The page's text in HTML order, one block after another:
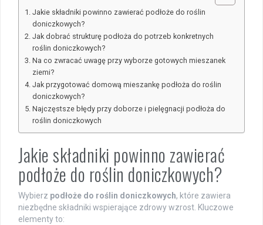
Jakie składniki powinno zawierać podłoże do roślin
doniczkowych?
Jak dobrać strukturę podłoża do potrzeb konkretnych
roślin doniczkowych?
Na co zwracać uwagę przy wyborze gotowych mieszanek
ziemi?
Jak przygotować domową mieszankę podłoża do roślin
doniczkowych?
Najczęstsze błędy przy doborze i pielęgnacji podłoża do
roślin doniczkowych
Jakie składniki powinno zawierać
podłoże do roślin doniczkowych?
Wybierz podłoże do roślin doniczkowych, które zawiera
niezbędne składniki wspierające zdrowy wzrost. Kluczowe
elementy to: